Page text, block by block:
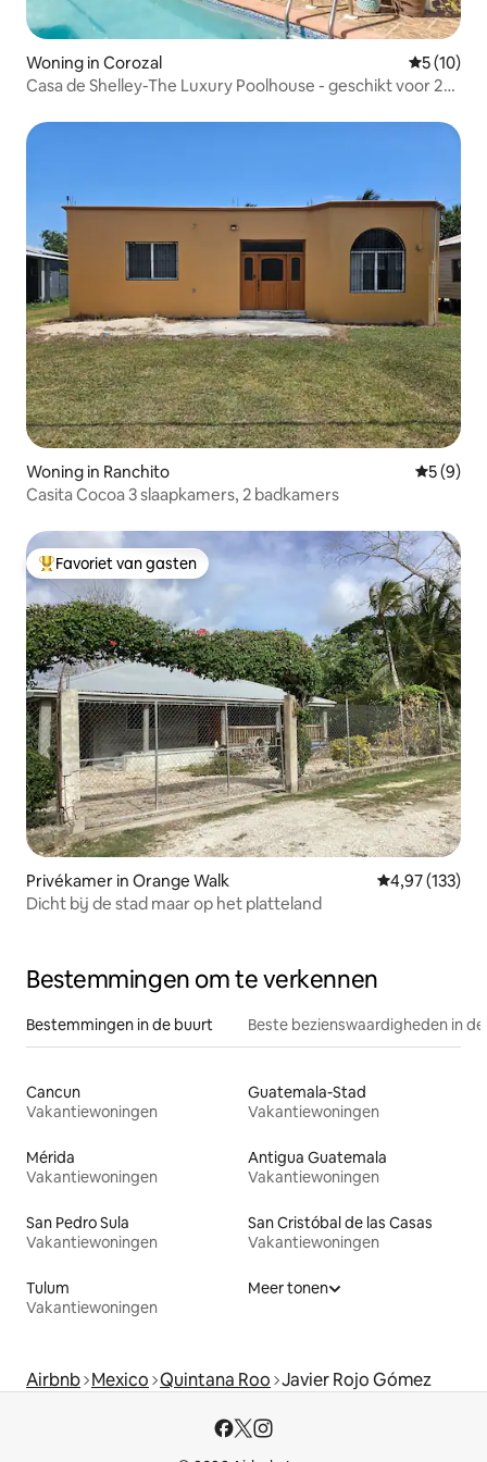
Woning in Corozal
5 (10)
Casa de Shelley-The Luxury Poolhouse - geschikt voor 2
Woning in Ranchito
5 (9)
Casita Cocoa 3 slaapkamers, 2 badkamers
Topfavoriet van gasten
Favoriet van gasten
Privékamer in Orange Walk Gemiddelde
4,97 (133)
Dicht bij de stad maar op het platteland
Bestemmingen om te verkennen
Bestemmingen in de buurt Beste bezienswaardigheden in
Cancun
Vakantiewoningen
Guatemala-Stad
Vakantiewoningen
Mérida
Vakantiewoningen
Antigua Guatemala
Vakantiewoningen
San Pedro Sula
Vakantiewoningen
San Cristóbal de las Casas
Vakantiewoningen
Tulum
Vakantiewoningen
Meer tonen
Airbnb Mexico Quintana Roo Javier Rojo Gómez